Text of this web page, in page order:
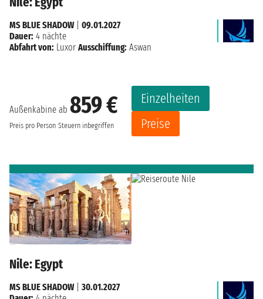
Außenkabine ab 859 €
Preis pro Person Steuern inbegriffen
Einzelheiten
Preise
MS BLUE SHADOW| 09.01.2027
Dauer: 4 nächte
Abfahrt von: Luxor Ausschiffung: Aswan
Nile: Egypt
MS BLUE SHADOW| 30.01.2027